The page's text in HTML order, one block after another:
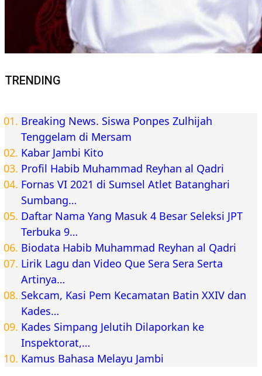
TRENDING
Breaking News. Siswa Ponpes Zulhijah
Tenggelam di Mersam
Kabar Jambi Kito
Profil Habib Muhammad Reyhan al Qadri
Fornas VI 2021 di Sumsel Atlet Batanghari
Sumbang…
Daftar Nama Yang Masuk 4 Besar Seleksi JPT
Terbuka 9…
Biodata Habib Muhammad Reyhan al Qadri
Lirik Lagu dan Video Que Sera Sera Serta
Artinya…
Sekcam, Kasi Pem Kecamatan Batin XXIV dan
Kades…
Kades Simpang Jelutih Dilaporkan ke
Inspektorat,…
Kamus Bahasa Melayu Jambi